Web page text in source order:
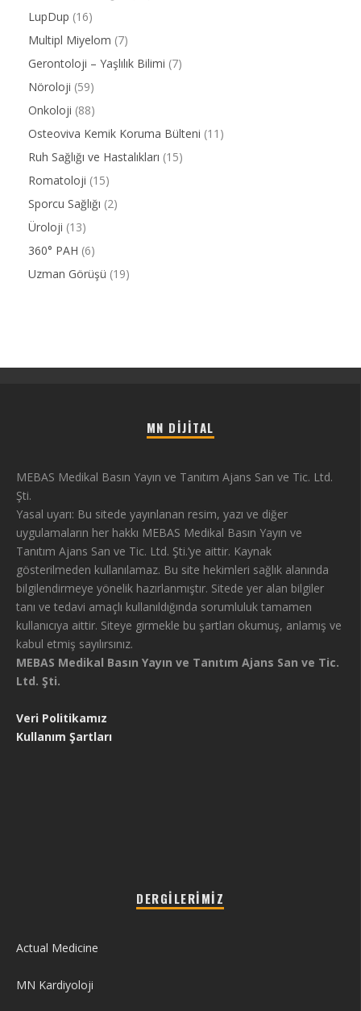
LupDup (16)
Multipl Miyelom (7)
Gerontoloji – Yaşlılık Bilimi (7)
Nöroloji (59)
Onkoloji (88)
Osteoviva Kemik Koruma Bülteni (11)
Ruh Sağlığı ve Hastalıkları (15)
Romatoloji (15)
Sporcu Sağlığı (2)
Üroloji (13)
360° PAH (6)
Uzman Görüşü (19)
MN DIJITAL
MEBAS Medikal Basın Yayın ve Tanıtım Ajans San ve Tic. Ltd.
Şti.
Yasal uyarı: Bu sitede yayınlanan resim, yazı ve diğer
uygulamaların her hakkı MEBAS Medikal Basın Yayın ve
Tanıtım Ajans San ve Tic. Ltd. Şti.’ye aittir. Kaynak
gösterilmeden kullanılamaz. Bu site hekimleri sağlık alanında
bilgilendirmeye yönelik hazırlanmıştır. Sitede yer alan bilgiler
tanı ve tedavi amaçlı kullanıldığında sorumluluk tamamen
kullanıcıya aittir. Siteye girmekle bu şartları okumuş, anlamış ve
kabul etmiş sayılırsınız.
MEBAS Medikal Basın Yayın ve Tanıtım Ajans San ve Tic.
Ltd. Şti.
Veri Politikamız
Kullanım Şartları
DERGILERIMIZ
Actual Medicine
MN Kardiyoloji